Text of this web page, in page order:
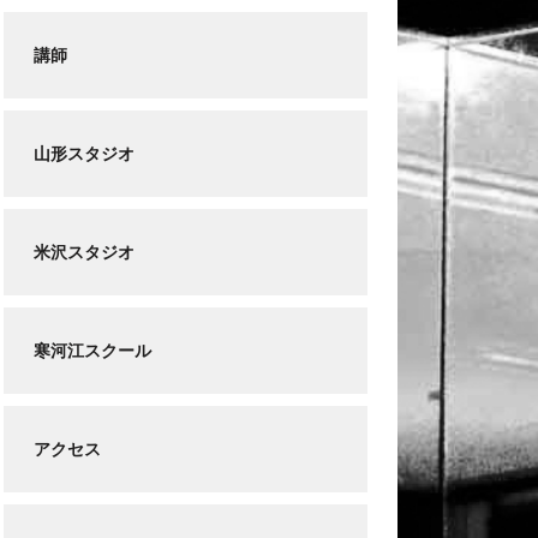
講師
山形スタジオ
米沢スタジオ
寒河江スクール
アクセス